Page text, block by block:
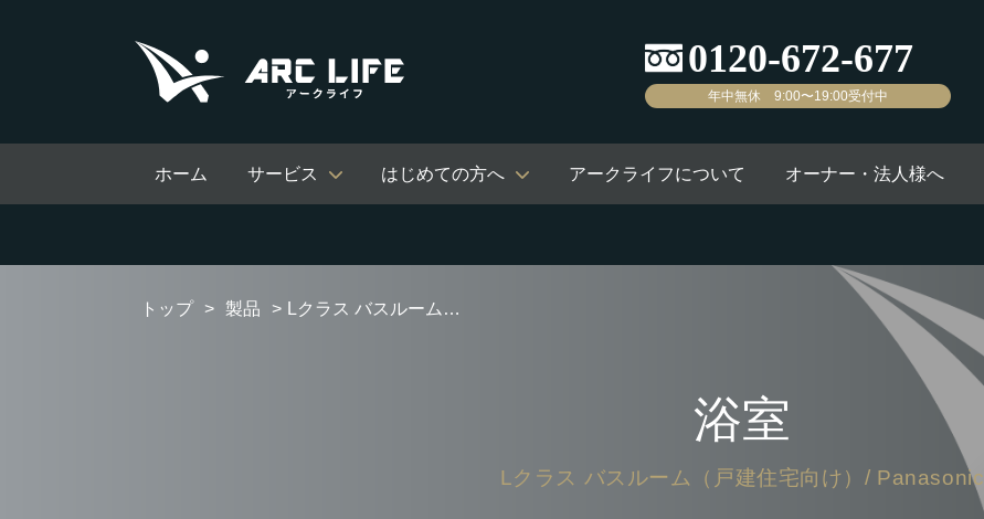
年中無休 9:00〜19:00受付中
ホーム サービス はじめての方へ アークライフについて オーナー・法人様へ
トップ 製品 Lクラス バスルーム（戸建住宅向け）
浴室
Lクラス バスルーム（戸建住宅向け）/ Panasonic